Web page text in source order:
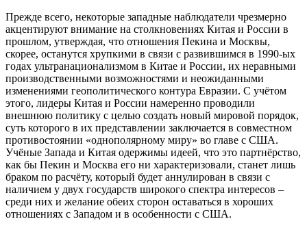
Прежде всего, некоторые западные наблюдатели чрезмерно
акцентируют внимание на столкновениях Китая и России в
прошлом, утверждая, что отношения Пекина и Москвы,
скорее, останутся хрупкими в связи с развившимся в 1990-ых
годах ультранационализмом в Китае и России, их неравными
производственными возможностями и неожиданными
изменениями геополитического контура Евразии. С учётом
этого, лидеры Китая и России намеренно проводили
внешнюю политику с целью создать новый мировой порядок,
суть которого в их представлении заключается в совместном
противостоянии «однополярному миру» во главе с США.
Учёные Запада и Китая одержимы идеей, что это партнёрство,
как бы Пекин и Москва его ни характеризовали, станет лишь
браком по расчёту, который будет аннулирован в связи с
наличием у двух государств широкого спектра интересов –
среди них и желание обеих сторон оставаться в хороших
отношениях с Западом и в особенности с США.